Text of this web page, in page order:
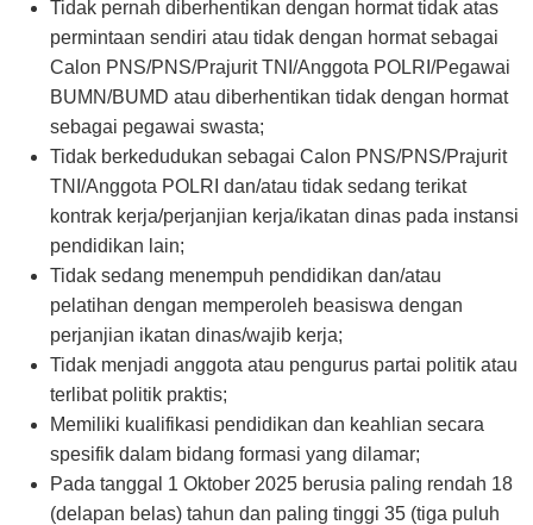
Tidak pernah diberhentikan dengan hormat tidak atas
permintaan sendiri atau tidak dengan hormat sebagai
Calon PNS/PNS/Prajurit TNI/Anggota POLRI/Pegawai
BUMN/BUMD atau diberhentikan tidak dengan hormat
sebagai pegawai swasta;
Tidak berkedudukan sebagai Calon PNS/PNS/Prajurit
TNI/Anggota POLRI dan/atau tidak sedang terikat
kontrak kerja/perjanjian kerja/ikatan dinas pada instansi
pendidikan lain;
Tidak sedang menempuh pendidikan dan/atau
pelatihan dengan memperoleh beasiswa dengan
perjanjian ikatan dinas/wajib kerja;
Tidak menjadi anggota atau pengurus partai politik atau
terlibat politik praktis;
Memiliki kualifikasi pendidikan dan keahlian secara
spesifik dalam bidang formasi yang dilamar;
Pada tanggal 1 Oktober 2025 berusia paling rendah 18
(delapan belas) tahun dan paling tinggi 35 (tiga puluh